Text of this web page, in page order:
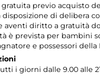
gratuita previo acquisto
disposizione di delibera
aventi diritto a gratuità
è prevista per bambini
e possessori
i giorni dalle 9.00 alle